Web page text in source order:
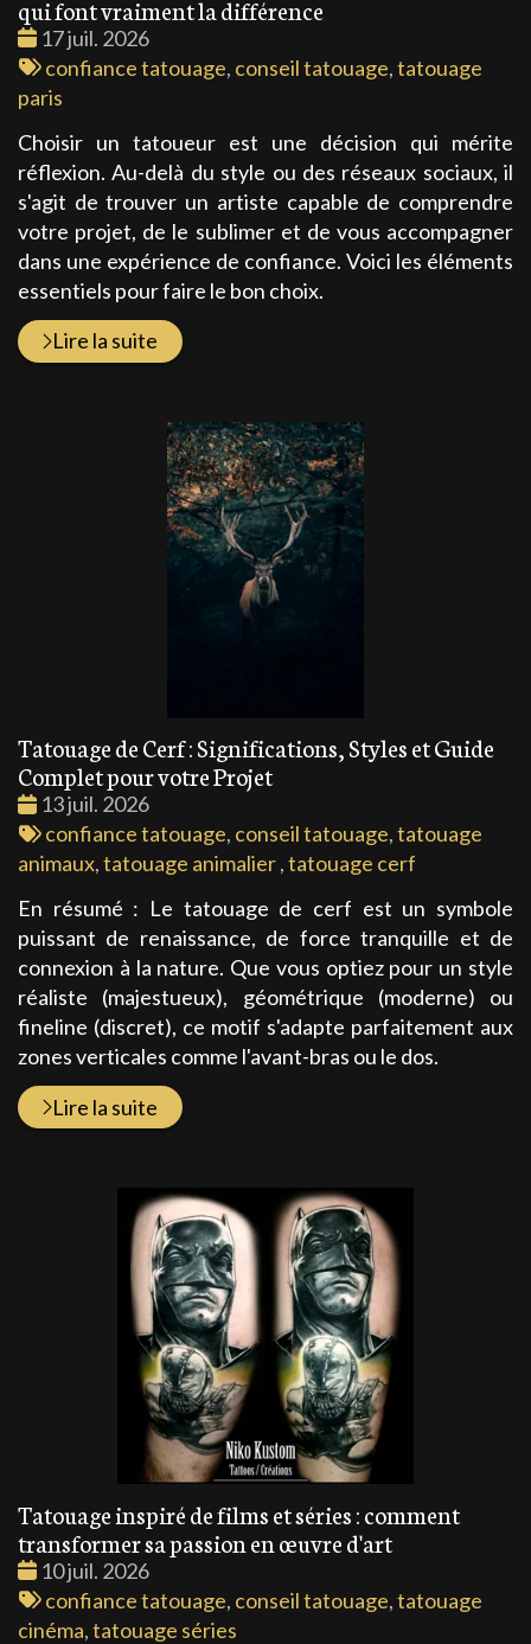
qui font vraiment la différence
Date
:
17 juil. 2026
Tags
:
confiance tatouage, conseil tatouage,tatouage
paris
Choisir un tatoueur est une décision qui mérite
réflexion. Au-delà du style ou des réseaux sociaux, il
s'agit de trouver un artiste capable de comprendre
votre projet, de le sublimer et de vous accompagner
dans une expérience de confiance. Voici les éléments
essentiels pour faire le bon choix.
Lire la suite
Tatouage de Cerf : Significations, Styles et Guide
Complet pour votre Projet
Date
:
13 juil. 2026
Tags
:
confiance tatouage, conseil tatouage,tatouage
animaux,tatouage animalier,tatouage cerf
En résumé : Le tatouage de cerf est un symbole
puissant de renaissance, de force tranquille et de
connexion à la nature. Que vous optiez pour un style
réaliste (majestueux), géométrique (moderne) ou
fineline (discret), ce motif s'adapte parfaitement aux
zones verticales comme l'avant-bras ou le dos.
Lire la suite
Tatouage inspiré de films et séries : comment
transformer sa passion en œuvre d'art
Date
:
10 juil. 2026
Tags
:
confiance tatouage, conseil tatouage,tatouage
cinéma,tatouage séries